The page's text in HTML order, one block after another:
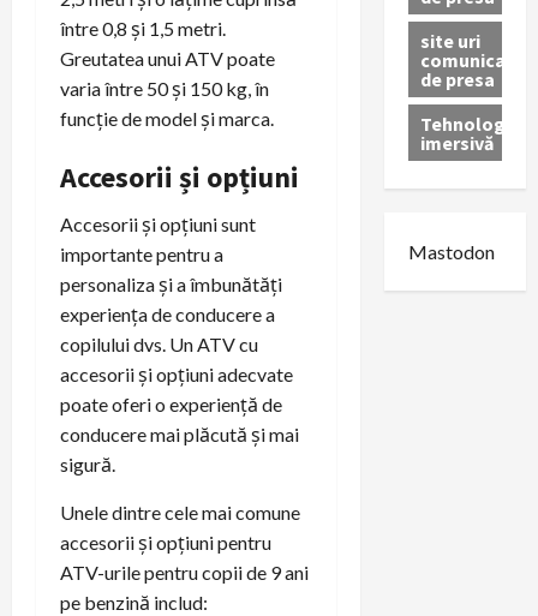
între 0,8 și 1,5 metri.
Greutatea unui ATV poate
varia între 50 și 150 kg, în
funcție de model și marca.
Accesorii și opțiuni
Accesorii și opțiuni sunt
importante pentru a
personaliza și a îmbunătăți
experiența de conducere a
copilului dvs. Un ATV cu
accesorii și opțiuni adecvate
poate oferi o experiență de
conducere mai plăcută și mai
sigură.
Unele dintre cele mai comune
accesorii și opțiuni pentru
ATV-urile pentru copii de 9 ani
pe benzină includ:
site uri
comunicate
de presa
Tehnologie
imersivă
Mastodon